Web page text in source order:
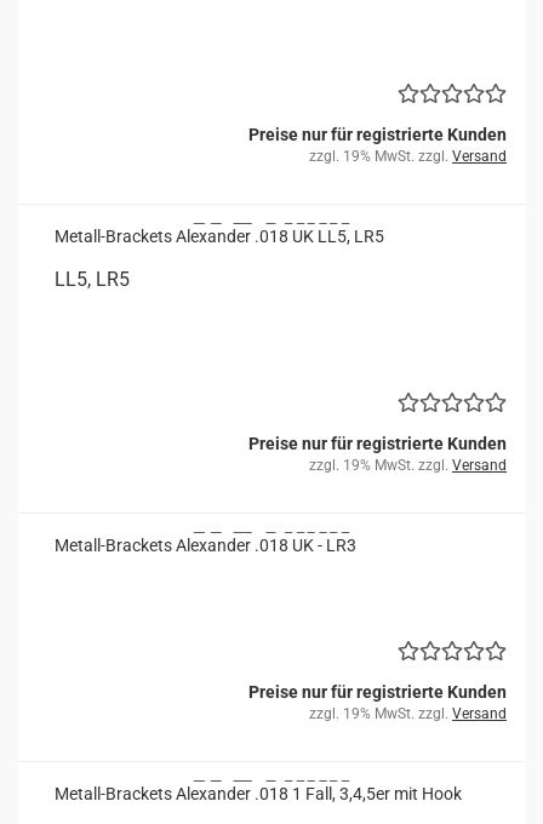
Preise nur für registrierte Kunden
zzgl. 19% MwSt. zzgl. Versand
Metall-​​Bra­ckets Alex­an­der .018 UK LL5, LR5
LL5, LR5
Preise nur für registrierte Kunden
zzgl. 19% MwSt. zzgl. Versand
Metall-​​Bra­ckets Alex­an­der .018 UK - LR3
Preise nur für registrierte Kunden
zzgl. 19% MwSt. zzgl. Versand
Metall-​​Bra­ckets Alex­an­der .018 1 Fall, 3,4,5er mit Hook